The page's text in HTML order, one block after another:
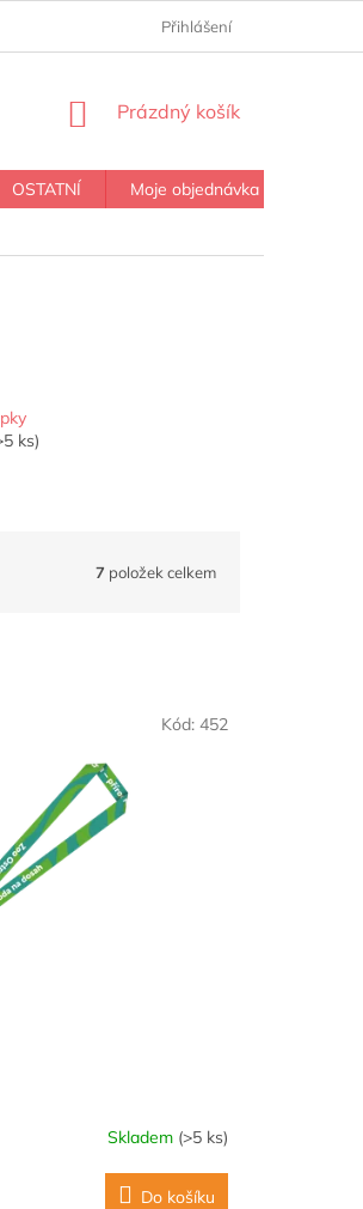
KONTAKTYPřihlášení
NÁKUPNÍ
Prázdný košík
OSTATNÍ
Moje objednávka
ks)
7 položek celkem
Skladem (>5 ks)
Do košíku
Kód: 452